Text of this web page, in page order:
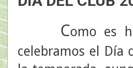
Como es
celebramos el Día